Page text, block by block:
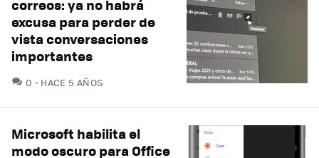
correos: ya no habrá
excusa para perder de
vista conversaciones
importantes
0 COMENTARIOS
HACE 5 AÑOS
Microsoft habilita el
modo oscuro para Office